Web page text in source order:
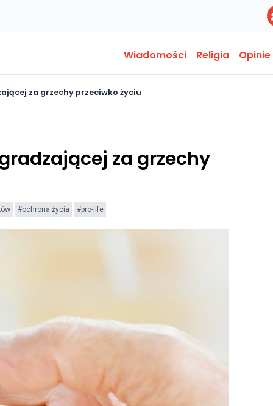
Wiadomości Religia Opinie
za grzechy przeciwko życiu
za grzechy
#ochrona życia #pro-life